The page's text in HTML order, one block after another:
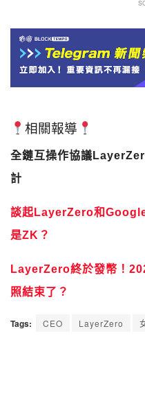
相關報導
全鏈互操作協議
計
談起LayerZero和
是ZK？
LayerZero終於發幣！
照結束了？
Tags: CEO LayerZero